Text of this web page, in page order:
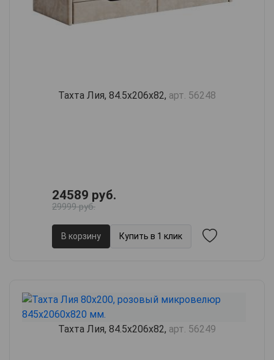
Тахта Лия, 84.5х206х82, арт. 56248
24589 руб.
29999 руб.
В корзину Купить в 1 клик
Тахта Лия, 84.5х206х82, арт. 56249